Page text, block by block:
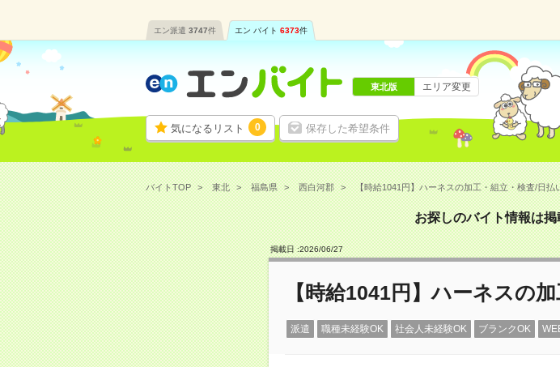
エン派遣 3747件 エン バイト 6373件
気になるリスト 0 保存した希望条件
東北版 エリア変更
バイトTOP 東北 福島県 西白河郡 【時給1041円】ハーネスの加工・組立・検査/日払
お探しのバイト情報は
掲載日 :2026/06/27
【時給1041円】ハーネスの
派遣 職種未経験OK 社会人未経験OK ブランクOK